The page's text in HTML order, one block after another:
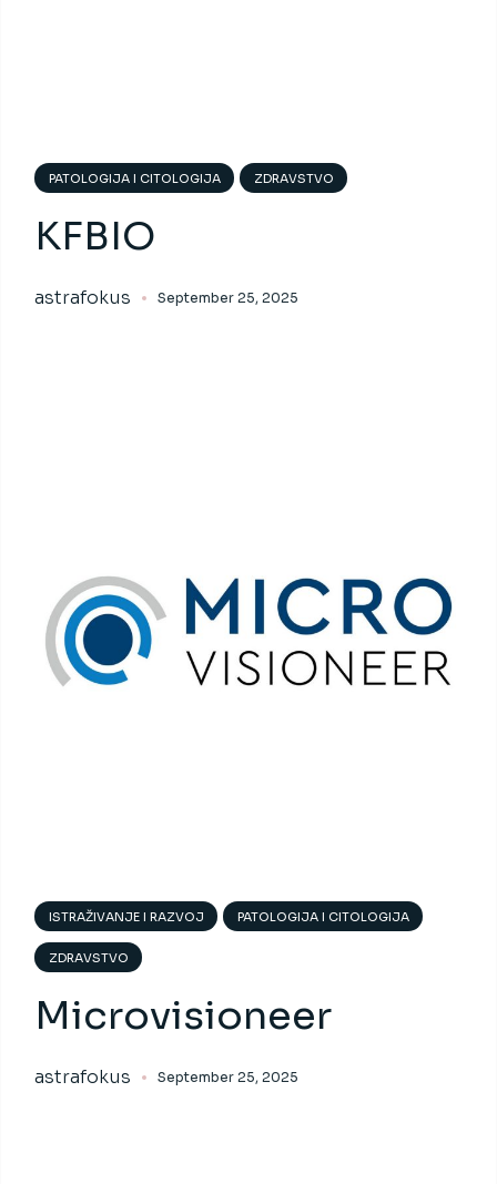
PATOLOGIJA I CITOLOGIJA ZDRAVSTVO
KFBIO
astrafokus September 25, 2025
ISTRAŽIVANJE I RAZVOJ PATOLOGIJA I CITOLOGIJA
ZDRAVSTVO
Microvisioneer
astrafokus September 25, 2025